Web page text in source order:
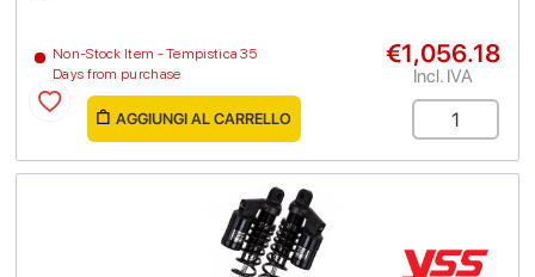
Non-Stock Item - Tempistica 35
Days from purchase
€1,056.18
Incl. IVA
AGGIUNGI AL CARRELLO